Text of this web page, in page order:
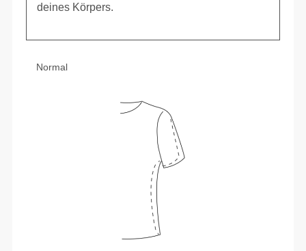
deines Körpers.
Normal